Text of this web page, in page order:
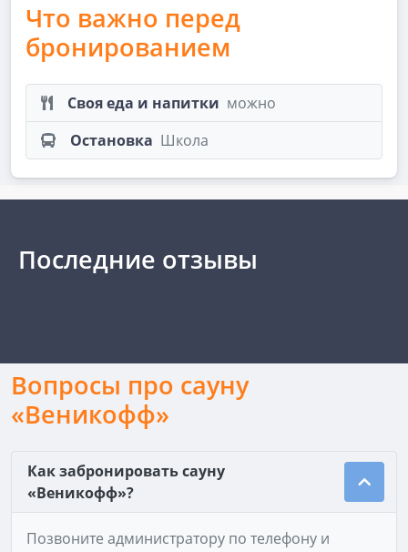
Что важно перед
бронированием
Своя еда и напитки можно
Остановка Школа
Последние отзывы
Вопросы про сауну
«Веникофф»
Как забронировать сауну
«Веникофф»?
Позвоните администратору по телефону и